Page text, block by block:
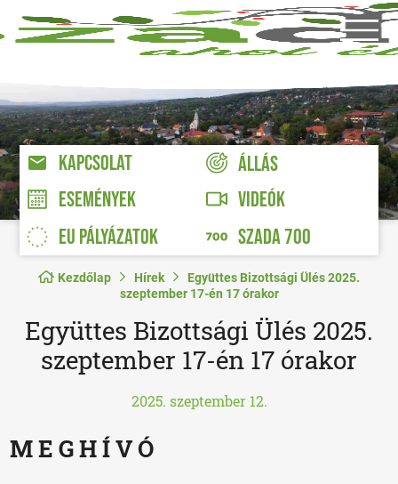
KAPCSOLAT
ÁLLÁS
ESEMÉNYEK
VIDEÓK
EU PÁLYÁZATOK
SZADA 700
Kezdőlap Hírek
Együttes Bizottsági Ülés 2025.
szeptember 17-én 17 órakor
Együttes Bizottsági Ülés 2025.
szeptember 17-én 17 órakor
2025. szeptember 12.
M E G H Í V Ó